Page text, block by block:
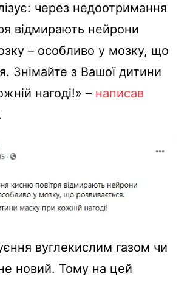
через недоотримання
відмирають нейрони
– особливо у мозку, що
Знімайте з Вашої дитини
нагоді!» – написав
вуглекислим газом чи
новий. Тому на цей